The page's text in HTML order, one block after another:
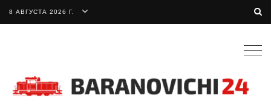
8 АВГУСТА 2026 Г.